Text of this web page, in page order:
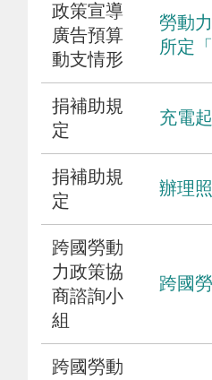
政策宣導
廣告預算
動支情形
勞動
所定
捐補助規
定
充電
捐補助規
定
辦理
跨國勞動
力政策協
商諮詢小
組
跨國
跨國勞動